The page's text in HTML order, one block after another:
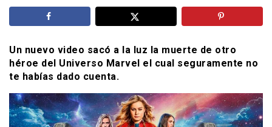
Un nuevo video sacó a la luz la muerte de otro
héroe del Universo Marvel el cual seguramente no
te habías dado cuenta.